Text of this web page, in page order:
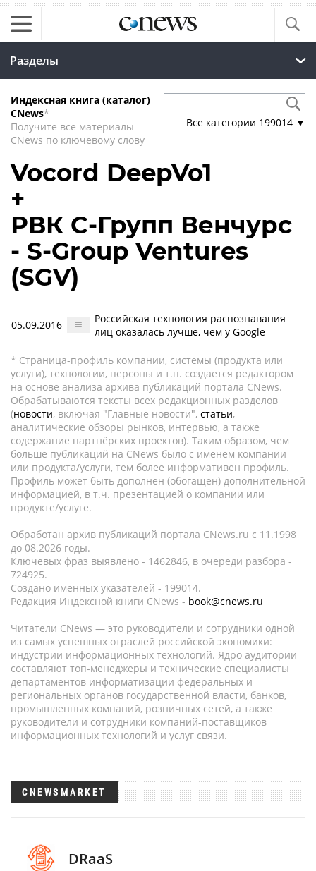
Разделы
Индексная книга (каталог)
CNews*
Получите все материалы
CNews по ключевому слову
Все категории 199014 ▼
Vocord DeepVo1
+
РВК С-Групп Венчурс
- S-Group Ventures
(SGV)
05.09.2016
Российская технология распознавания
лиц оказалась лучше, чем у Google
* Страница-профиль компании, системы (продукта или
услуги), технологии, персоны и т.п. создается редактором
на основе анализа архива публикаций портала CNews.
Обрабатываются тексты всех редакционных разделов
(новости, включая "Главные новости", статьи,
аналитические обзоры рынков, интервью, а также
содержание партнёрских проектов). Таким образом, чем
больше публикаций на CNews было с именем компании
или продукта/услуги, тем более информативен профиль.
Профиль может быть дополнен (обогащен) дополнительной
информацией, в т.ч. презентацией о компании или
продукте/услуге.
Обработан архив публикаций портала CNews.ru c 11.1998
до 08.2026 годы.
Ключевых фраз выявлено - 1462846, в очереди разбора -
724925.
Создано именных указателей - 199014.
Редакция Индексной книги CNews - book@cnews.ru
Читатели CNews — это руководители и сотрудники одной
из самых успешных отраслей российской экономики:
индустрии информационных технологий. Ядро аудитории
составляют топ-менеджеры и технические специалисты
департаментов информатизации федеральных и
региональных органов государственной власти, банков,
промышленных компаний, розничных сетей, а также
руководители и сотрудники компаний-поставщиков
информационных технологий и услуг связи.
CNEWSMARKET
DRaaS